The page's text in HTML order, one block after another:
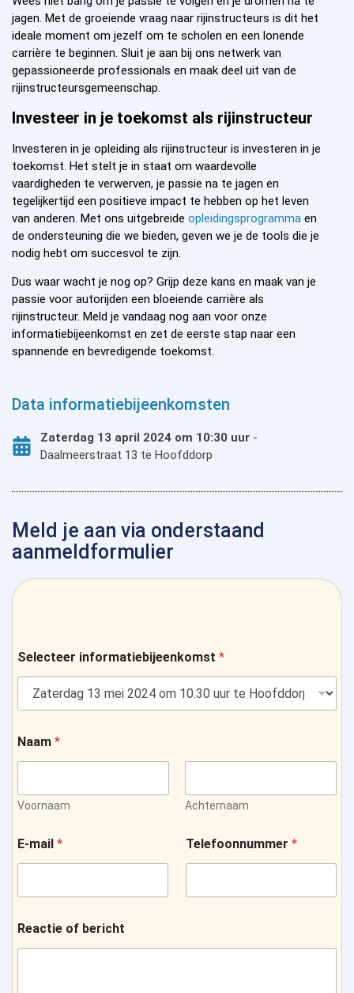
jagen. Met de groeiende vraag naar rijinstructeurs is dit het
ideale moment om jezelf om te scholen en een lonende
carrière te beginnen. Sluit je aan bij ons netwerk van
gepassioneerde professionals en maak deel uit van de
rijinstructeursgemeenschap.
Investeer in je toekomst als rijinstructeur
Investeren in je opleiding als rijinstructeur is investeren in je
toekomst. Het stelt je in staat om waardevolle
vaardigheden te verwerven, je passie na te jagen en
tegelijkertijd een positieve impact te hebben op het leven
van anderen. Met ons uitgebreide opleidingsprogramma en
de ondersteuning die we bieden, geven we je de tools die je
nodig hebt om succesvol te zijn.
Dus waar wacht je nog op? Grijp deze kans en maak van je
passie voor autorijden een bloeiende carrière als
rijinstructeur. Meld je vandaag nog aan voor onze
informatiebijeenkomst en zet de eerste stap naar een
spannende en bevredigende toekomst.
Data informatiebijeenkomsten
Zaterdag 13 april 2024 om 10:30 uur -
Daalmeerstraat 13 te Hoofddorp
Meld je aan via onderstaand
aanmeldformulier
Selecteer informatiebijeenkomst *
Naam *
Voornaam Achternaam
E-mail * Telefoonnummer *
Reactie of bericht